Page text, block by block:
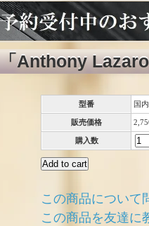
Anthony
型番 国
販売価格
購入数
この商品について
この商品を友達に